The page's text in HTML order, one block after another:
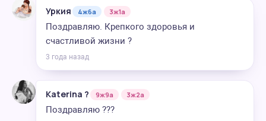
Уркия 4ж6а 3ж1а
Поздравляю. Крепкого здоровья и
счастливой жизни ?
3 года назад
Katerina ? 9ж9а 3ж2а
Поздравляю ???